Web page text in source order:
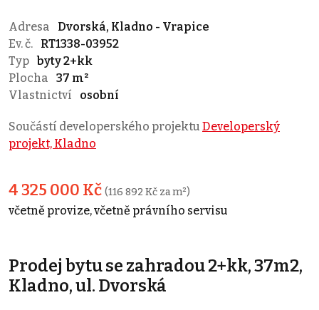
Adresa
Dvorská, Kladno - Vrapice
Ev. č.
RT1338-03952
Typ byty 2+kk
Plocha
37 m²
Vlastnictví
osobní
Součástí developerského projektu Developerský
projekt, Kladno
4 325 000 Kč (116 892 Kč za m²)
včetně provize, včetně právního servisu
Prodej bytu se zahradou 2+kk, 37m2,
Kladno, ul. Dvorská